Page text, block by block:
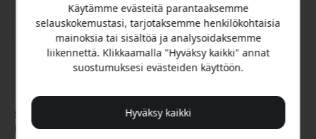
Sopii parhaiten:
Opiskelijoille, opettajille ja henkilöille, jotka
haluavat korvata fyysiset muistikirjansa.
Käytämme evästeitä parantaaksemme
selauskokemustasi, tarjotaksemme henkilökohtaisia
mainoksia tai sisältöä ja analysoidaksemme
liikennettä. Klikkaamalla "Hyväksy kaikki" annat
suostumuksesi evästeiden käyttöön.
Hyväksy kaikki